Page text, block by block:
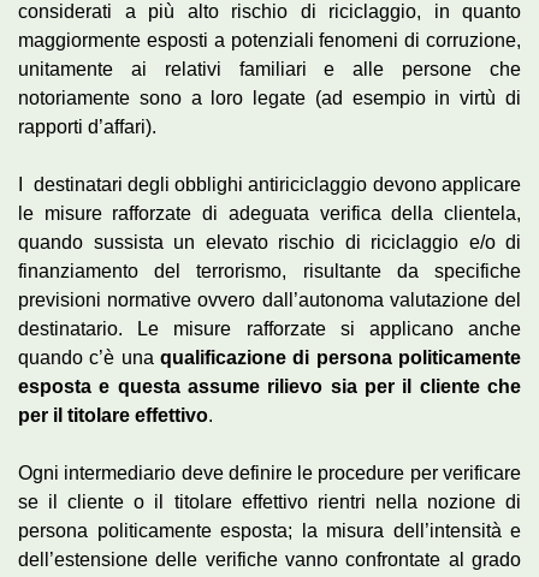
considerati a più alto rischio di riciclaggio, in quanto
maggiormente esposti a potenziali fenomeni di corruzione,
unitamente ai relativi familiari e alle persone che
notoriamente sono a loro legate (ad esempio in virtù di
rapporti d’affari).
I destinatari degli obblighi antiriciclaggio devono applicare
le misure rafforzate di adeguata verifica della clientela,
quando sussista un elevato rischio di riciclaggio e/o di
finanziamento del terrorismo, risultante da specifiche
previsioni normative ovvero dall’autonoma valutazione del
destinatario. Le misure rafforzate si applicano anche
quando c’è una qualificazione di persona politicamente
esposta e questa assume rilievo sia per il cliente che
per il titolare effettivo.
Ogni intermediario deve definire le procedure per verificare
se il cliente o il titolare effettivo rientri nella nozione di
persona politicamente esposta; la misura dell’intensità e
dell’estensione delle verifiche vanno confrontate al grado